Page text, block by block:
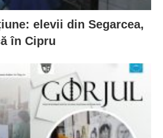
elevii din Segarcea,
în Cipru